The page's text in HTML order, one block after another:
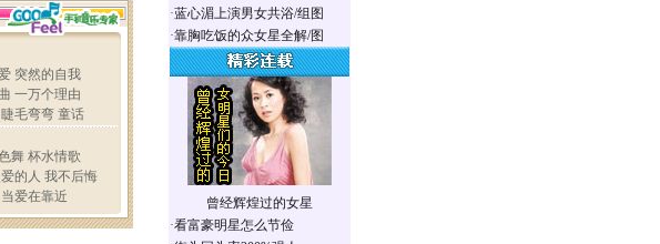
·蓝心湄上演男女共浴/组图
·靠胸吃饭的众女星全解/图
曾经辉煌过的女星
·看富豪明星怎么节俭